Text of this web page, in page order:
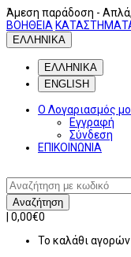
Άμεση παράδοση -
ΒΟΗΘΕΙΑ
ΕΛΛΗΝΙΚΑ
ΕΛΛΗΝΙΚΑ
ENGLISH
Ο Λογαριασμός
Εγγραφή
Σύνδεση
ΕΠΙΚΟΙΝΩΝΙΑ
Αναζήτηση
0,00€0
Το καλάθι αγορών